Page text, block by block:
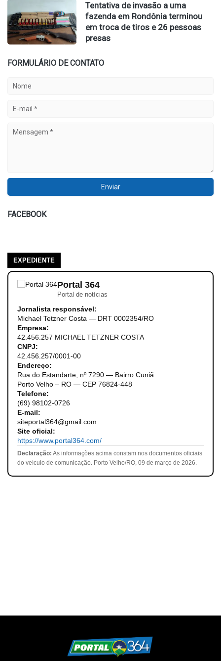
Tentativa de invasão a uma
fazenda em Rondônia terminou
em troca de tiros e 26 pessoas
presas
FORMULÁRIO DE CONTATO
FACEBOOK
EXPEDIENTE
Portal 364
Portal de notícias
Jornalista responsável:
Michael Tetzner Costa — DRT 0002354/RO
Empresa:
42.456.257 MICHAEL TETZNER COSTA
CNPJ:
42.456.257/0001-00
Endereço:
Rua do Estandarte, nº 7290 — Bairro Cuniã
Porto Velho – RO — CEP 76824-448
Telefone:
(69) 98102-0726
E-mail:
siteportal364@gmail.com
Site oficial:
https://www.portal364.com/
Declaração: As informações acima constam nos documentos oficiais
do veículo de comunicação. Porto Velho/RO, 09 de março de 2026.